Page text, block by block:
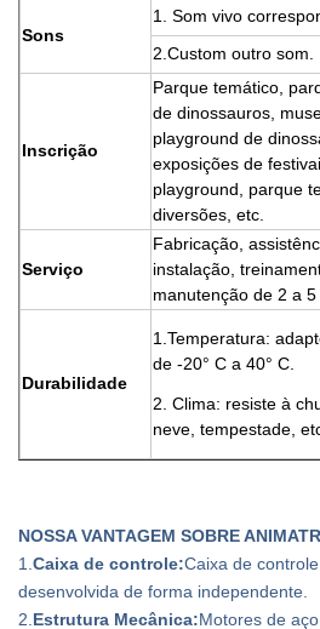
Sons
1. Som vivo
2.Custom outro som.
Inscrição
Parque temático,
de dinossauros,
playground de
exposições de
playground, parque
diversões, etc.
Serviço
Fabricação,
instalação,
manutenção de 2 a
Durabilidade
1.Temperatura:
de -20° C a 40° C.
2. Clima: resiste à
neve, tempestade,
NOSSA VANTAGEM SOBRE
1. Caixa de controle:Caixa de
desenvolvida de forma independente.
2. Estrutura Mecânica:Motores de